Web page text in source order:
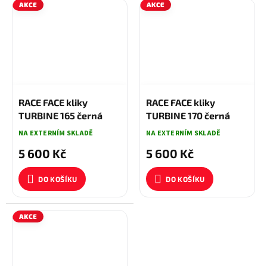
AKCE
RACE FACE kliky
TURBINE 165 černá
NA EXTERNÍM SKLADĚ
5 600 Kč
DO KOŠÍKU
AKCE
RACE FACE kliky
TURBINE 170 černá
NA EXTERNÍM SKLADĚ
5 600 Kč
DO KOŠÍKU
AKCE